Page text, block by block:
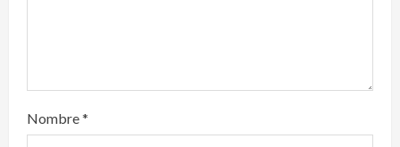
Nombre*